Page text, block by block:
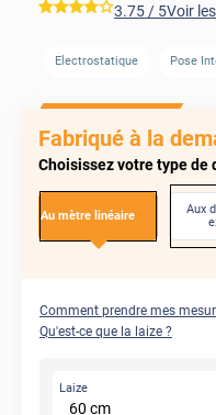
AVANT
*****3.75 / 5Voir
Electrostatique Pose
Fabriqué à la
Choisissez votre type de
Au mètre linéaire
Aux
Comment prendre mes
Qu'est-ce que la laize ?
Laize